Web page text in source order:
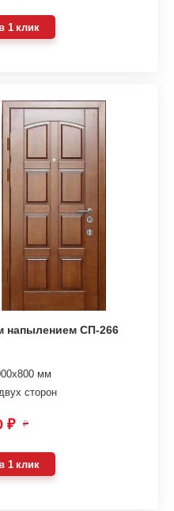
1 клик
напылением СП-266
мм
сторон
₽ ₽
1 клик